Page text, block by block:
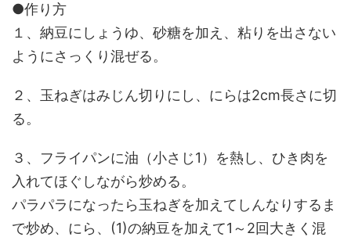
●作り方
１、納豆にしょうゆ、砂糖を加え、粘りを出さない
ようにさっくり混ぜる。
２、玉ねぎはみじん切りにし、にらは2cm長さに切
る。
３、フライパンに油（小さじ1）を熱し、ひき肉を
入れてほぐしながら炒める。
パラパラになったら玉ねぎを加えてしんなりするま
で炒め、にら、(1)の納豆を加えて1～2回大きく混